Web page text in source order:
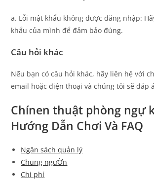
a. Lỗi mật khẩu không được đăng nhập:
khẩu của mình để đảm bảo đúng.
Câu hỏi khác
Nếu bạn có câu hỏi khác, hãy liên hệ với
email hoặc điện thoại và chúng tôi sẽ đáp
Chínen thuật phòng ngự
Hướng Dẫn Chơi Và FAQ
Ngân sách quản lý
Chung ngưỜn
Chi phí